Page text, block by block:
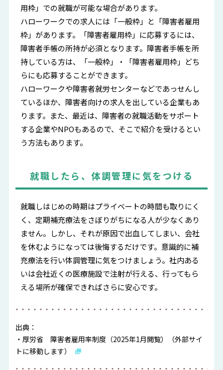
用枠」での就職が可能な場合があります。
ハローワークでの求人には「一般枠」と「障害者雇用
枠」があります。「障害者雇用枠」に応募するには、
障害者手帳の所持が必須となります。障害者手帳を所
持している方は、「一般枠」・「障害者雇用枠」どち
らにも応募することができます。
ハローワークや障害者就労センターなどであっせんし
ているほか、障害者向けの求人を出している企業もあ
ります。また、最近は、障害者の就職活動をサポート
する企業やNPOもあるので、そこで紹介を受けるとい
う方法もあります。
就職したら、体調管理に気をつける
就職しはじめの時期はプライベートの時間も取りにく
く、定期補充療法をさぼりがちになる人が少なくあり
ません。しかし、それが原因で出血してしまい、会社
を休むようになっては後悔するだけです。意識的に補
充療法を行い体調管理に気をつけましょう。社内ある
いは会社近くの医療施設で注射が行える、行ってもら
える場所が確保できればさらに安心です。
出典：
・厚労省 障害者雇用率制度（2025年1月閲覧）（外部サイ
トに移動します）